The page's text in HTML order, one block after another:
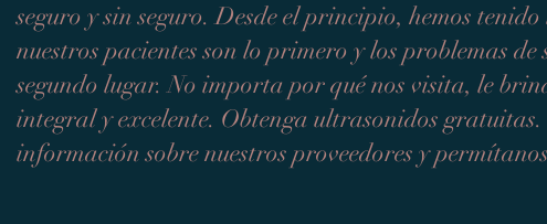
seguro y sin seguro. Desde el principio, hemos
nuestros pacientes son lo primero y los problemas de
segundo lugar. No importa por qué nos visita, le
integral y excelente. Obtenga ultrasonidos gratuitas.
información sobre nuestros proveedores y